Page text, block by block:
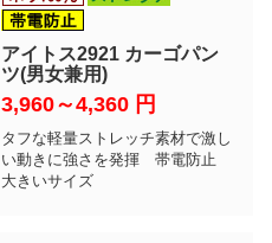
アイトス2921 カーゴパン
ツ(男女兼用)
3,960～4,360 円
タフな軽量ストレッチ素材で激し
い動きに強さを発揮 帯電防止
大きいサイズ